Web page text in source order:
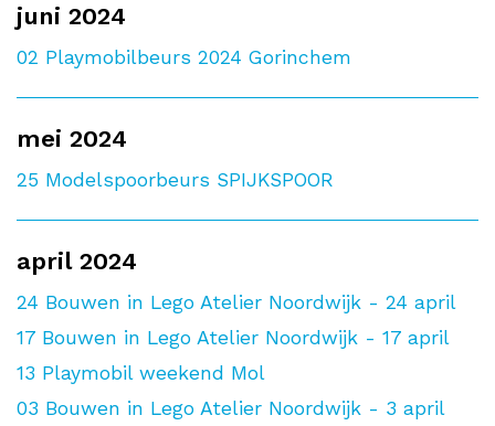
juni 2024
02 Playmobilbeurs 2024 Gorinchem
mei 2024
25 Modelspoorbeurs SPIJKSPOOR
april 2024
24 Bouwen in Lego Atelier Noordwijk - 24 april
17 Bouwen in Lego Atelier Noordwijk - 17 april
13 Playmobil weekend Mol
03 Bouwen in Lego Atelier Noordwijk - 3 april